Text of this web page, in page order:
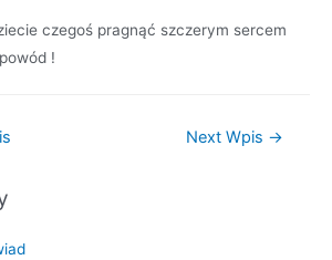
czegoś pragnąć szczerym sercem
!
Next Wpis →